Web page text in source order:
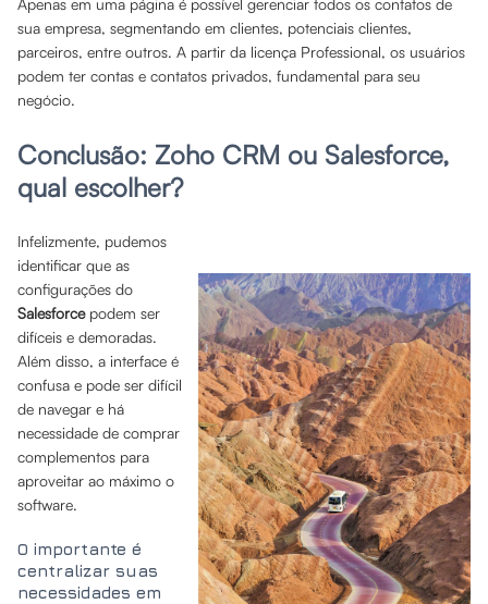
Apenas em uma página é possível gerenciar todos os contatos de
sua empresa, segmentando em clientes, potenciais clientes,
parceiros, entre outros. A partir da licença Professional, os usuários
podem ter contas e contatos privados, fundamental para seu
negócio.
Conclusão: Zoho CRM ou Salesforce,
qual escolher?
Infelizmente, pudemos
identificar que as
configurações do
Salesforce podem ser
difíceis e demoradas.
Além disso, a interface é
confusa e pode ser difícil
de navegar e há
necessidade de comprar
complementos para
aproveitar ao máximo o
software.
O importante é
centralizar suas
necessidades em